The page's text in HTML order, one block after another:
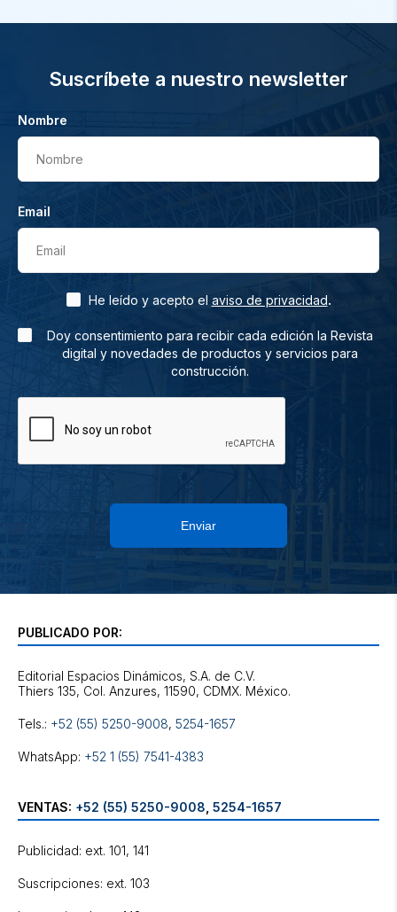
Suscríbete a nuestro newsletter
Nombre
Nombre
Email
Email
He leído y acepto el aviso de privacidad.
Doy consentimiento para recibir cada edición la Revista
digital y novedades de productos y servicios para
construcción.
Enviar
PUBLICADO POR:
Editorial Espacios Dinámicos, S.A. de C.V.
Tels.: +52 (55) 5250-9008, 5254-1657
WhatsApp: +52 1 (55) 7541-4383
VENTAS: +52 (55) 5250-9008 5254-1657
Publicidad: ext. 101, 141
Suscripciones: ext. 103